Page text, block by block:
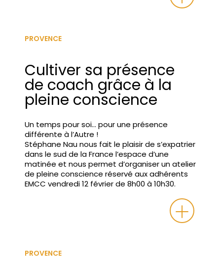
PROVENCE
Cultiver sa présence
de coach grâce à la
pleine conscience
Un temps pour soi… pour une présence
différente à l’Autre !
Stéphane Nau nous fait le plaisir de s’expatrier
dans le sud de la France l’espace d’une
matinée et nous permet d’organiser un atelier
de pleine conscience réservé aux adhérents
EMCC vendredi 12 février de 8h00 à 10h30.
PROVENCE